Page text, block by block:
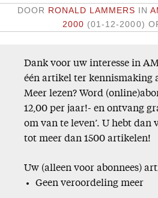
DOOR RONALD LAMMERS IN
2000 (01-12-2000)
Dank voor uw interesse in
één artikel ter kennismaking
Meer lezen? Word
12,00 per jaar!- en ontvang
om van te leven’. U hebt dan
tot meer dan 1500 artikelen!
Uw (alleen voor abonnees)
Geen veroordeling meer